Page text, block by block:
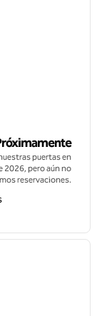
Cabazon
puertas en
2026, pero aún no
reservaciones.